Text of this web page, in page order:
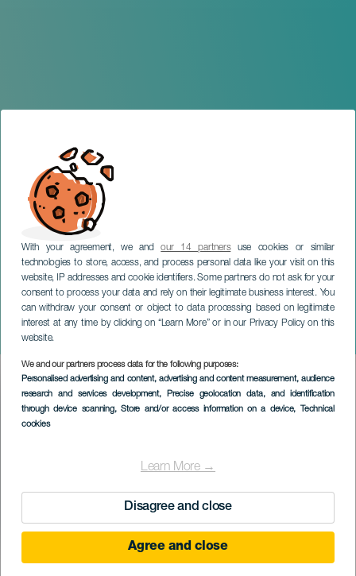
With your agreement, we andour 14 partnersuse cookies or similar
technologies to store, access, and process personal data like your visit on this
website, IP addresses and cookie identifiers. Some partners do not ask for your
consent to process your data and rely on their legitimate business interest. You
can withdraw your consent or object to data processing based on legitimate
interest at any time by clicking on “Learn More” or in our Privacy Policy on this
website.
We and our partners process data for the following purposes:
Personalised advertising and content, advertising and content measurement, audience
research and services development, Precise geolocation data, and identification
through device scanning, Store and/or access information on a device, Technical
cookies
Learn More →
Disagree and close
Agree and close
La Sagrada Familia
GRAN CANARIA
Imagen
Listado